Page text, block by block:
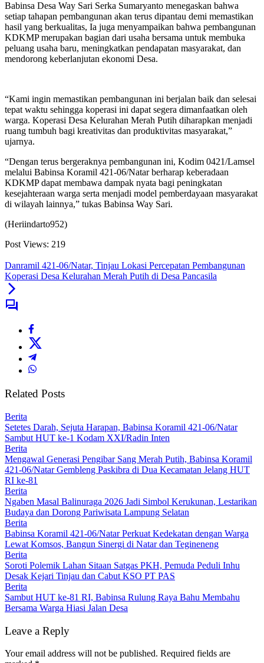
Babinsa Desa Way Sari Serka Sumaryanto menegaskan bahwa
setiap tahapan pembangunan akan terus dipantau demi memastikan
hasil yang berkualitas, Ia juga menyampaikan bahwa pembangunan
KDKMP merupakan bagian dari usaha bersama untuk membuka
peluang usaha baru, meningkatkan pendapatan masyarakat, dan
mendorong keberlanjutan ekonomi Desa.
“Kami ingin memastikan pembangunan ini berjalan baik dan selesai
tepat waktu sehingga koperasi ini dapat segera dimanfaatkan oleh
warga. Koperasi Desa Kelurahan Merah Putih diharapkan menjadi
ruang tumbuh bagi kreativitas dan produktivitas masyarakat,”
ujarnya.
“Dengan terus bergeraknya pembangunan ini, Kodim 0421/Lamsel
melalui Babinsa Koramil 421-06/Natar berharap keberadaan
KDKMP dapat membawa dampak nyata bagi peningkatan
kesejahteraan warga serta menjadi model pemberdayaan masyarakat
di wilayah lainnya,” tukas Babinsa Way Sari.
(Heriindarto952)
Post Views: 219
Danramil 421-06/Natar, Tinjau Lokasi Percepatan Pembangunan
Koperasi Desa Kelurahan Merah Putih di Desa Pancasila
Related Posts
Berita
Setetes Darah, Sejuta Harapan, Babinsa Koramil 421-06/Natar
Sambut HUT ke-1 Kodam XXI/Radin Inten
Berita
Mengawal Generasi Pengibar Sang Merah Putih, Babinsa Koramil
421-06/Natar Gembleng Paskibra di Dua Kecamatan Jelang HUT
RI ke-81
Berita
Ngaben Masal Balinuraga 2026 Jadi Simbol Kerukunan, Lestarikan
Budaya dan Dorong Pariwisata Lampung Selatan
Berita
Babinsa Koramil 421-06/Natar Perkuat Kedekatan dengan Warga
Lewat Komsos, Bangun Sinergi di Natar dan Tegineneng
Berita
Soroti Polemik Lahan Sitaan Satgas PKH, Pemuda Peduli Inhu
Desak Kejari Tinjau dan Cabut KSO PT PAS
Berita
Sambut HUT ke-81 RI, Babinsa Rulung Raya Bahu Membahu
Bersama Warga Hiasi Jalan Desa
Leave a Reply
Your email address will not be published. Required fields are